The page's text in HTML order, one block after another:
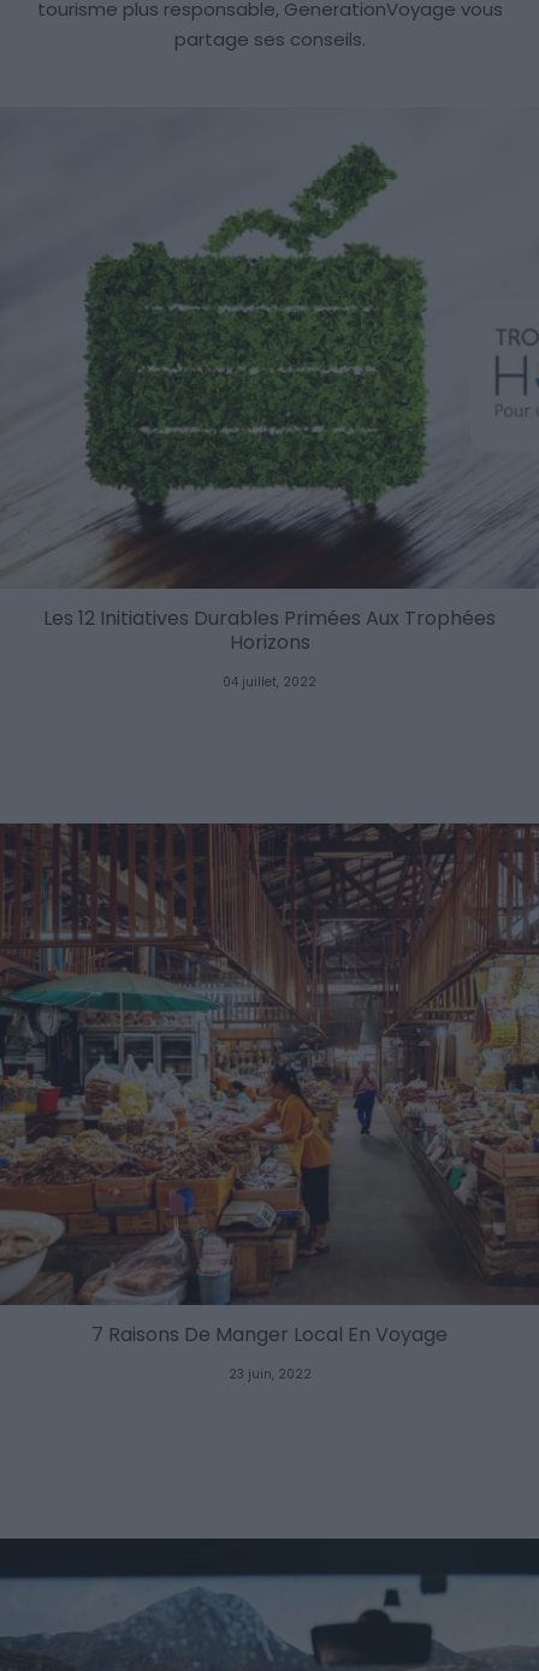
tourisme plus responsable, GenerationVoyage vous
partage ses conseils.
Les 12 Initiatives Durables Primées Aux Trophées
Horizons
04 juillet, 2022
7 Raisons De Manger Local En Voyage
23 juin, 2022